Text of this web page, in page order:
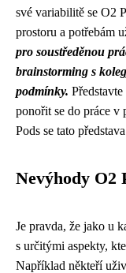
své variabilitě se O2
prostoru a potřebám
pro soustředěnou
brainstorming s
podmínky.
ponořit se do práce v
Pods se tato
Nevýhody O2
Je pravda, že jako u
s určitými aspekty,
Například někteří